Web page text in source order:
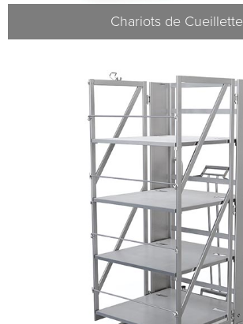
Chariots de Cueillette